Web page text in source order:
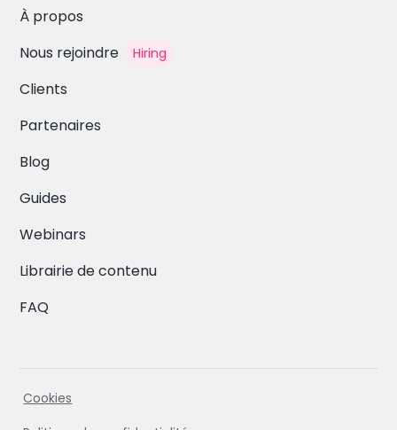
À propos
Nous rejoindre
Hiring
Clients
Partenaires
Blog
Guides
Webinars
Librairie de contenu
FAQ
Cookies